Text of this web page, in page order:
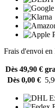
Frais d'envoi en
Dès 49,90 €
Dès 0,00 €